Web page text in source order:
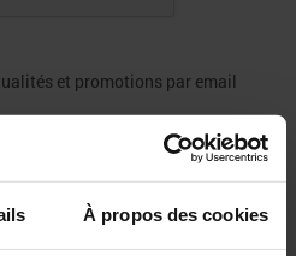
À propos des cookies
et promotions par email